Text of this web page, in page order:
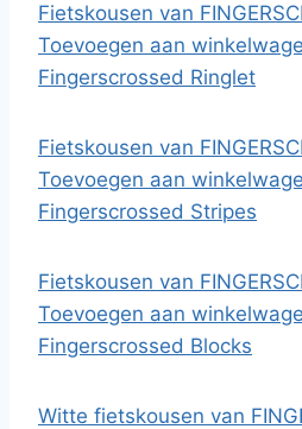
Fietskousen van
Toevoegen aan
Fingerscrossed Ringlet
Fietskousen van
Toevoegen aan
Fingerscrossed Stripes
Fietskousen van
Toevoegen aan
Fingerscrossed Blocks
Witte fietskousen van